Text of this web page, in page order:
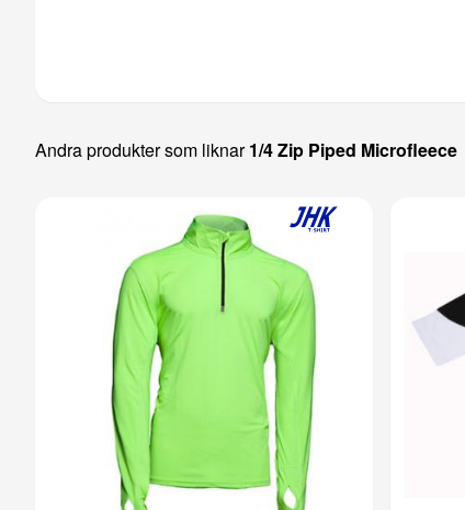
Andra produkter som liknar1/4 Zip Piped Microfleece